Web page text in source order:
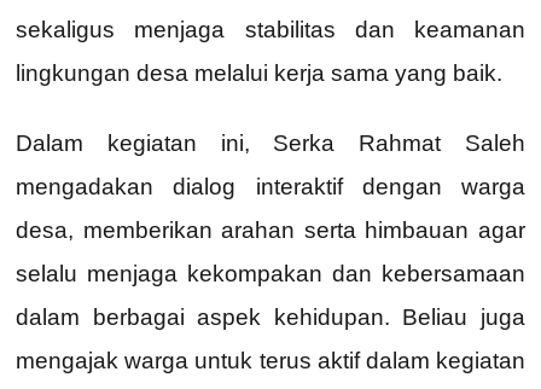
sekaligus menjaga stabilitas dan keamanan
lingkungan desa melalui kerja sama yang baik.
Dalam kegiatan ini, Serka Rahmat Saleh
mengadakan dialog interaktif dengan warga
desa, memberikan arahan serta himbauan agar
selalu menjaga kekompakan dan kebersamaan
dalam berbagai aspek kehidupan. Beliau juga
mengajak warga untuk terus aktif dalam kegiatan